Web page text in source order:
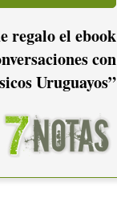
regalo el ebook
con
Uruguayos”